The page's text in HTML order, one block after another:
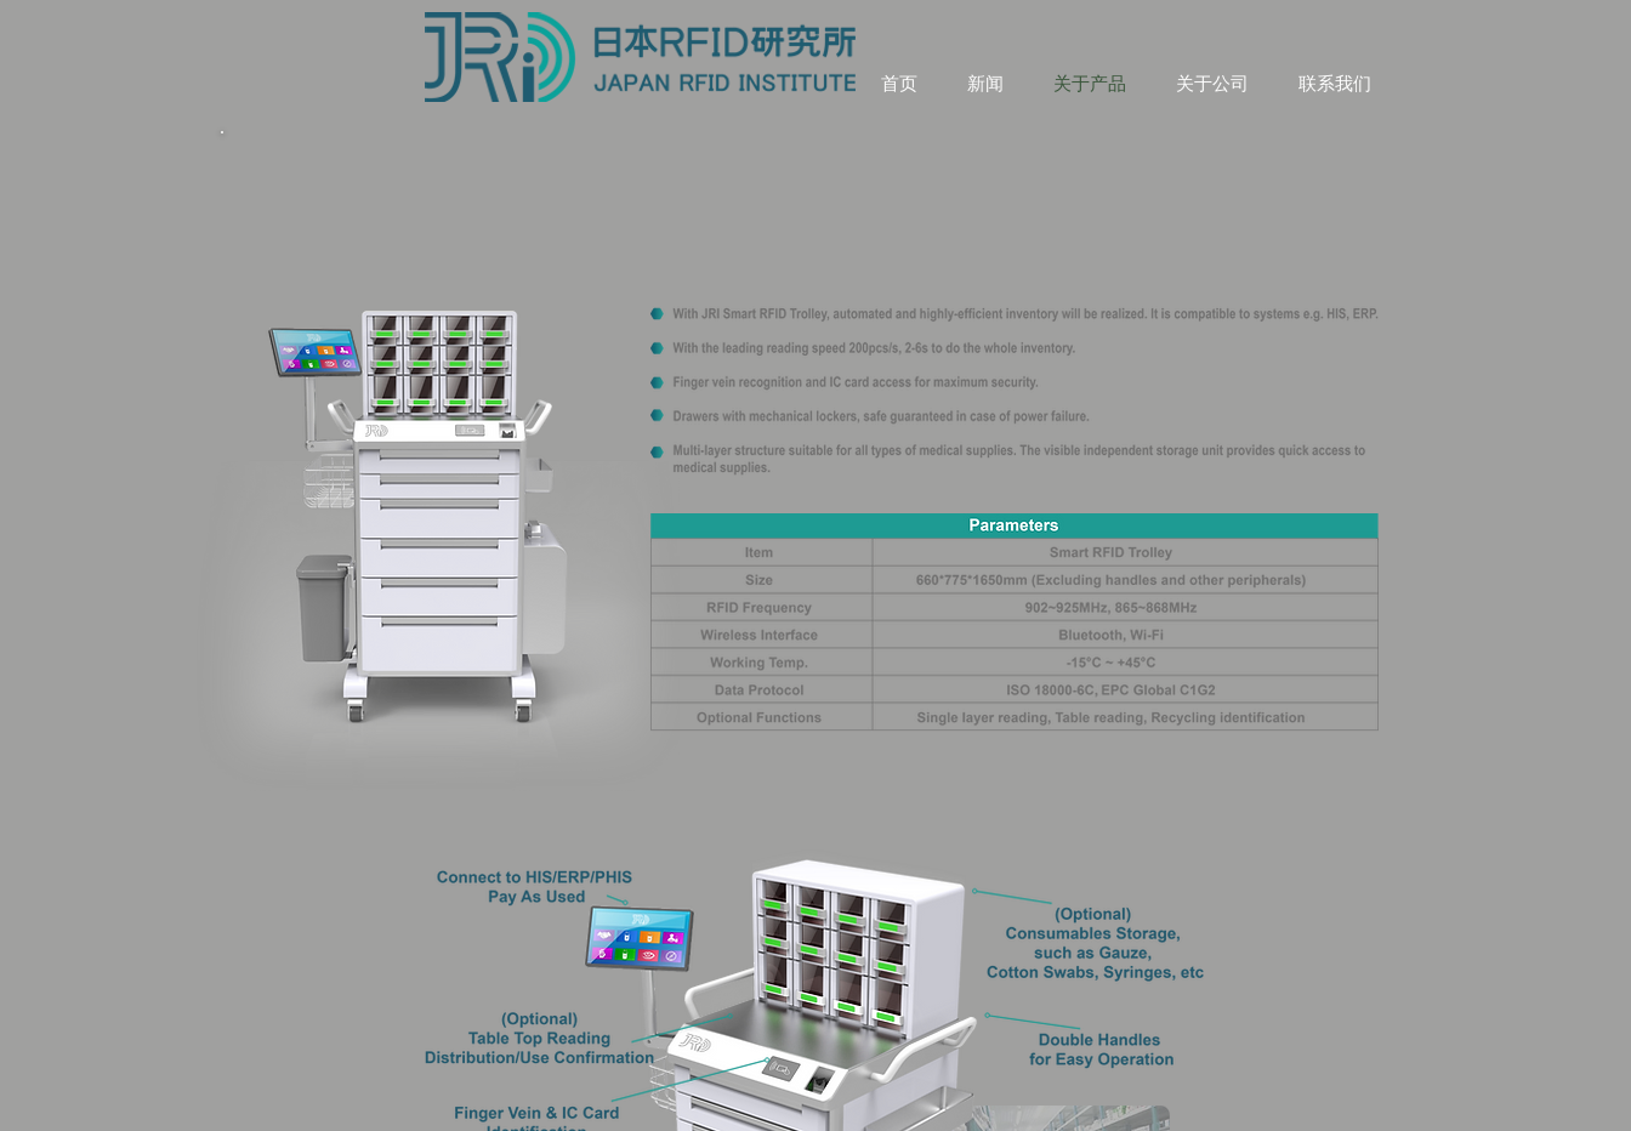
首页 新闻 关于产品 关于公司 联系我们